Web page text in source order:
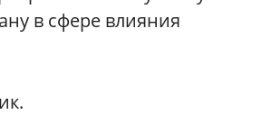
в сфере влияния